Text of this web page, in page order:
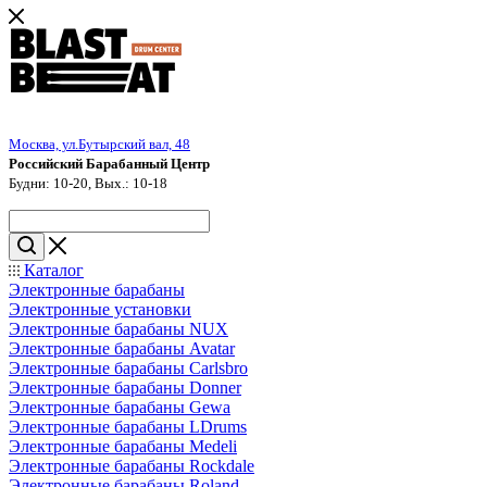
Москва, ул.Бутырский вал, 48
Российский Барабанный Центр
Будни: 10-20, Вых.: 10-18
Каталог
Электронные барабаны
Электронные установки
Электронные барабаны NUX
Электронные барабаны Avatar
Электронные барабаны Carlsbro
Электронные барабаны Donner
Электронные барабаны Gewa
Электронные барабаны LDrums
Электронные барабаны Medeli
Электронные барабаны Rockdale